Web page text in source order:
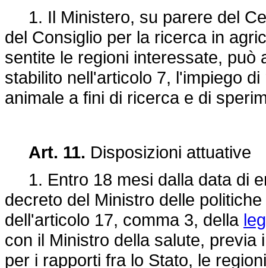
1. Il Ministero, su parere del
del Consiglio per la ricerca in
sentite le regioni interessate,
stabilito nell'articolo 7, l'impiego
animale a fini di ricerca e di
Art. 11. Disposizioni attuative
1. Entro 18 mesi dalla data di
decreto del Ministro delle
dell'articolo 17, comma 3, della
con il Ministro della salute,
per i rapporti fra lo Stato, le